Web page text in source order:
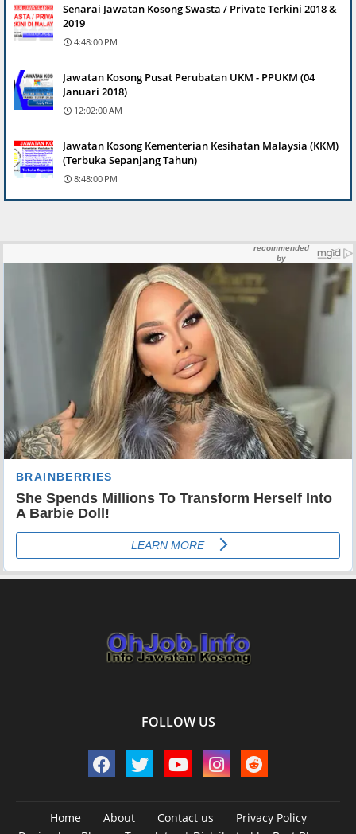
Senarai Jawatan Kosong Swasta / Private Terkini 2018 &
2019
4:48:00 PM
Jawatan Kosong Pusat Perubatan UKM - PPUKM (04
Januari 2018)
12:02:00 AM
Jawatan Kosong Kementerian Kesihatan Malaysia (KKM)
(Terbuka Sepanjang Tahun)
8:48:00 PM
FOLLOW US
Home About Contact us
Privacy Policy